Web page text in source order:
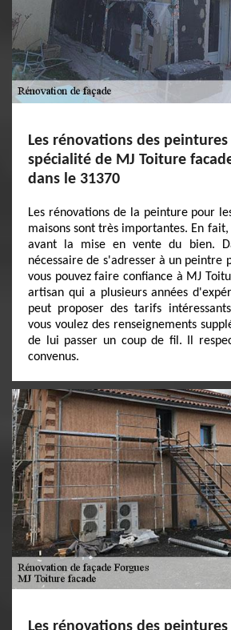
Les rénovations des
spécialité de MJ Toiture
dans le 31370
Les rénovations de la peinture pour
maisons sont très importantes. En
avant la mise en vente du bien.
nécessaire de s'adresser à un peintre
vous pouvez faire confiance à MJ
artisan qui a plusieurs années
peut proposer des tarifs
vous voulez des renseignements
de lui passer un coup de fil. Il
convenus.
Les rénovations des